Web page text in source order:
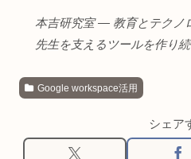
本吉研究室 — 教育とテクノ
先生を支えるツールを作り続
Google workspace活用
シェア